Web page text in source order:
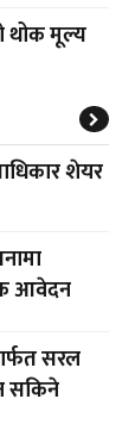
थोक मूल्य
शेयर
आवेदन
सरल
सकिने